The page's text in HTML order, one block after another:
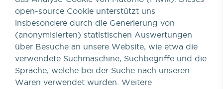
open-source Cookie unterstützt uns
insbesondere durch die Generierung von
(anonymisierten) statistischen Auswertungen
über Besuche an unsere Website, wie etwa die
verwendete Suchmaschine, Suchbegriffe und die
Sprache, welche bei der Suche nach unseren
Waren verwendet wurden. Weitere